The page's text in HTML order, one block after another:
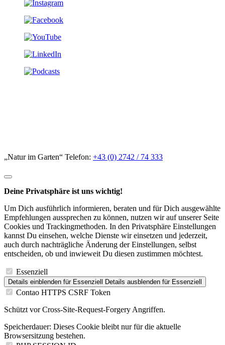
„Natur im Garten“ Telefon: +43 (0) 2742 / 74 333
Deine Privatsphäre ist uns wichtig!
Um Dich ausführlich informieren, beraten und für Dich ausgewählte
Empfehlungen aussprechen zu können, nutzen wir auf unserer Seite
Cookies und Trackingmethoden. In den Privatsphäre Einstellungen
kannst Du einsehen, welche Dienste wir einsetzen und jederzeit,
auch durch nachträgliche Änderung der Einstellungen, selbst
entscheiden, ob und inwieweit Du diesen zustimmen möchtest.
Essenziell
Details einblenden für Essenziell Details ausblenden für Essenziell
Contao HTTPS CSRF Token
Schützt vor Cross-Site-Request-Forgery Angriffen.
Speicherdauer: Dieses Cookie bleibt nur für die aktuelle
Browsersitzung bestehen.